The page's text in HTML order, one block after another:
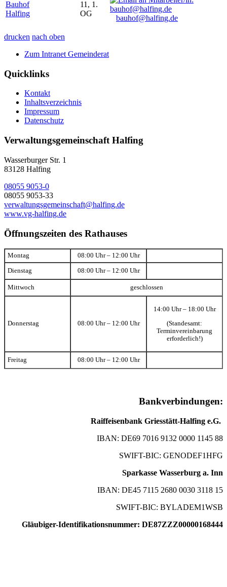
Bauhof
Halfing
11, 1.
OG
bauhof@halfing.de
drucken nach oben
Zum Intranet Gemeinderat
Quicklinks
Kontakt
Inhaltsverzeichnis
Impressum
Datenschutz
Verwaltungsgemeinschaft Halfing
Wasserburger Str. 1
83128 Halfing
08055 9053-0
08055 9053-33
verwaltungsgemeinschaft@halfing.de
www.vg-halfing.de
Öffnungszeiten des Rathauses
Montag 08:00 Uhr – 12:00 Uhr
Dienstag 08:00 Uhr – 12:00 Uhr
Mittwoch geschlossen
Donnerstag 08:00 Uhr – 12:00 Uhr
14:00 Uhr – 18:00 Uhr
(Standesamt:
Terminvereinbarung
erforderlich!)
Freitag 08:00 Uhr – 12:00 Uhr
Bankverbindungen:
Raiffeisenbank Griesstätt-Halfing e.G.
IBAN: DE69 7016 9132 0000 1145 88
SWIFT-BIC: GENODEF1HFG
Sparkasse Wasserburg a. Inn
IBAN: DE45 7115 2680 0030 3118 15
SWIFT-BIC: BYLADEM1WSB
Gläubiger-Identifikationsnummer: DE87ZZZ00000168444